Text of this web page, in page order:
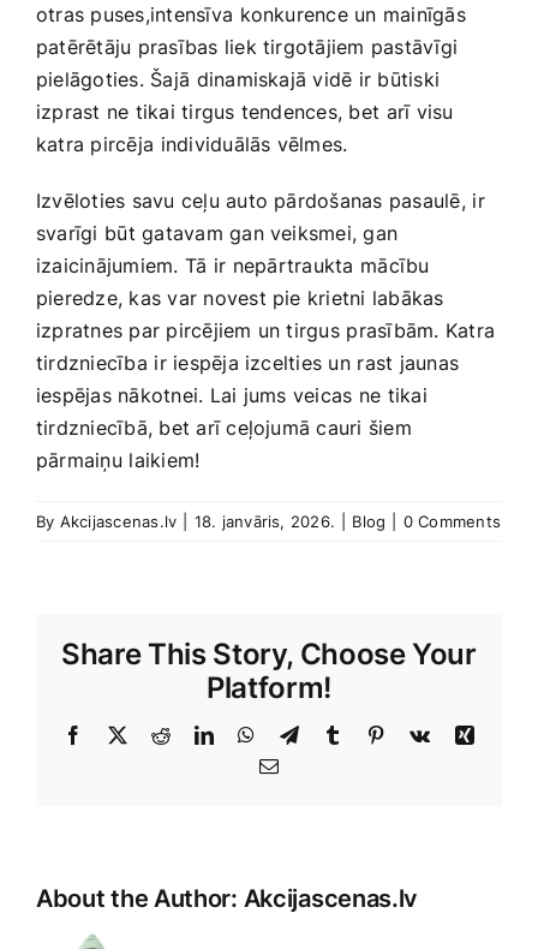
otras puses,intensīva⁤ konkurence un mainīgās​
patērētāju prasības liek tirgotājiem pastāvīgi
pielāgoties. Šajā ⁤dinamiskajā​ vidē ir būtiski
izprast‍ ne tikai tirgus tendences, ‍bet ⁤arī visu‌
katra pircēja⁣ individuālās​ vēlmes.
Izvēloties savu ceļu auto​ pārdošanas pasaulē, ⁤ir
svarīgi⁢ būt ‌gatavam‍ gan veiksmei, gan⁤
izaicinājumiem. ⁢Tā ir⁢ nepārtraukta ⁣mācību
pieredze, kas var novest pie‌ krietni labākas
izpratnes par pircējiem un tirgus⁣ prasībām. ​Katra
tirdzniecība⁤ ir iespēja​ izcelties un⁢ rast jaunas
iespējas nākotnei. Lai jums ⁤veicas ne⁤ tikai⁢
tirdzniecībā, bet ‌arī ceļojumā cauri šiem
pārmaiņu ⁤laikiem!
By Akcijascenas.lv 18. janvāris, 2026. Blog 0 Comments
Share This Story, Choose Your
Platform!
Facebook
X RedditLinkedInWhatsApp
TelegramTumblr Pinterest
Vk
Xing
E-
About the Author: Akcijascenas.lv
seems